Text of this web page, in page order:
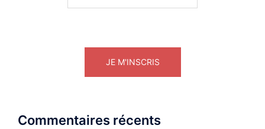
Commentaires récents